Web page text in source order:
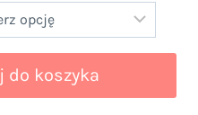
do koszyka